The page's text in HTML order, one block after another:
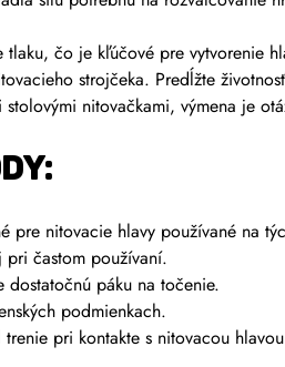
čo je kľúčové pre vytvorenie
strojčeka. Predĺžte
nitovačkami, výmena je
pre nitovacie hlavy používané na
častom používaní.
páku na točenie.
podmienkach.
pri kontakte s nitovacou